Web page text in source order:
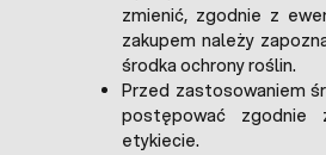
zmienić, zgodnie z
zakupem należy
środka ochrony roślin.
Przed zastosowaniem
postępować zgodnie
etykiecie.